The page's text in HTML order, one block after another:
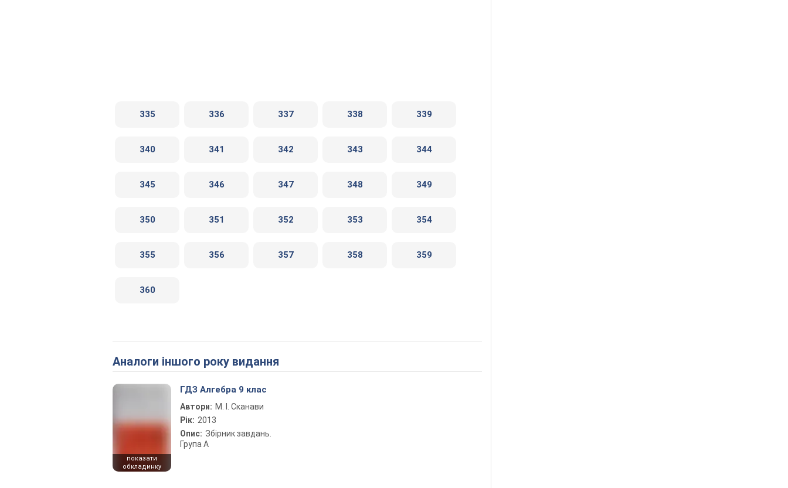
335 336 337 338 339
340 341 342 343 344
345 346 347 348 349
350 351 352 353 354
355 356 357 358 359
360
Аналоги іншого року видання
показати
обкладинку
ГДЗ Алгебра 9 клас
Автори: М. І. Сканави
Рік: 2013
Опис: Збірник завдань.
Група А